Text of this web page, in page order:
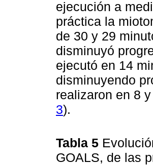
ejecución a
práctica la
de 30 y 29
disminuyó
ejecutó en 14
disminuyendo
realizaron en 8
3).
Tabla 5
GOALS, de las